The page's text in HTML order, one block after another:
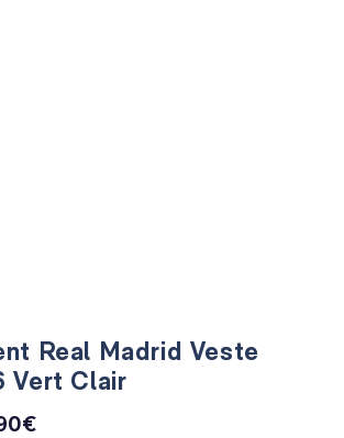
Real Madrid Veste
Vert Clair
€